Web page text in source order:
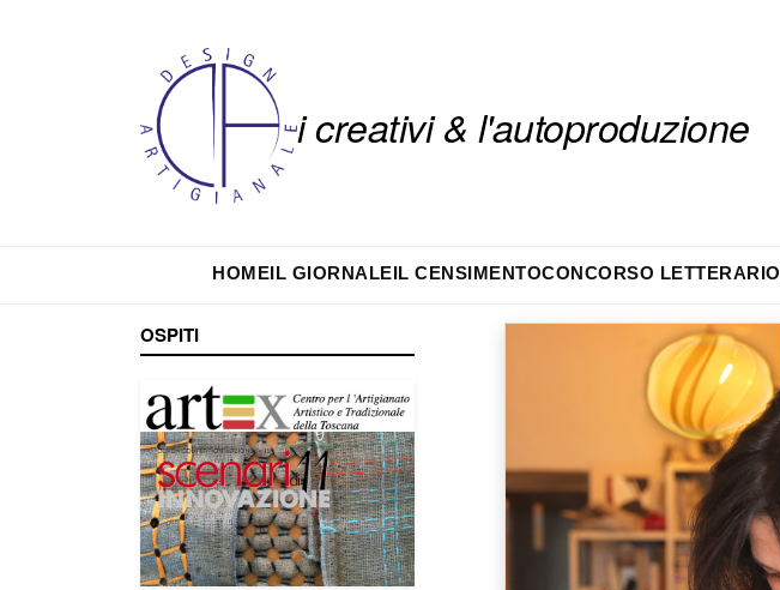
i creativi & l'autoproduzione
HOMEIL GIORNALEIL CENSIMENTOCONCORSO LETTERARIO
OSPITI